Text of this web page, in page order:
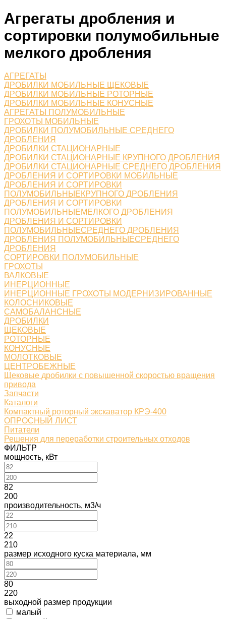
Агрегаты дробления и
сортировки полумобильные
мелкого дробления
АГРЕГАТЫ
ДРОБИЛКИ МОБИЛЬНЫЕ ЩЕКОВЫЕ
ДРОБИЛКИ МОБИЛЬНЫЕ РОТОРНЫЕ
ДРОБИЛКИ МОБИЛЬНЫЕ КОНУСНЫЕ
АГРЕГАТЫ ПОЛУМОБИЛЬНЫЕ
ГРОХОТЫ МОБИЛЬНЫЕ
ДРОБИЛКИ ПОЛУМОБИЛЬНЫЕ СРЕДНЕГО
ДРОБЛЕНИЯ
ДРОБИЛКИ СТАЦИОНАРНЫЕ
ДРОБИЛКИ СТАЦИОНАРНЫЕ КРУПНОГО ДРОБЛЕНИЯ
ДРОБИЛКИ СТАЦИОНАРНЫЕ СРЕДНЕГО ДРОБЛЕНИЯ
ДРОБЛЕНИЯ И СОРТИРОВКИ МОБИЛЬНЫЕ
ДРОБЛЕНИЯ И СОРТИРОВКИ
ПОЛУМОБИЛЬНЫЕКРУПНОГО ДРОБЛЕНИЯ
ДРОБЛЕНИЯ И СОРТИРОВКИ
ПОЛУМОБИЛЬНЫЕМЕЛКОГО ДРОБЛЕНИЯ
ДРОБЛЕНИЯ И СОРТИРОВКИ
ПОЛУМОБИЛЬНЫЕСРЕДНЕГО ДРОБЛЕНИЯ
ДРОБЛЕНИЯ ПОЛУМОБИЛЬНЫЕСРЕДНЕГО
ДРОБЛЕНИЯ
СОРТИРОВКИ ПОЛУМОБИЛЬНЫЕ
ГРОХОТЫ
ВАЛКОВЫЕ
ИНЕРЦИОННЫЕ
ИНЕРЦИОННЫЕ ГРОХОТЫ МОДЕРНИЗИРОВАННЫЕ
КОЛОСНИКОВЫЕ
САМОБАЛАНСНЫЕ
ДРОБИЛКИ
ЩЕКОВЫЕ
РОТОРНЫЕ
КОНУСНЫЕ
МОЛОТКОВЫЕ
ЦЕНТРОБЕЖНЫЕ
Щековые дробилки с повышенной скоростью вращения
привода
Запчасти
Каталоги
Компактный роторный экскаватор КРЭ-400
ОПРОСНЫЙ ЛИСТ
Питатели
Решения для переработки строительных отходов
ФИЛЬТР
мощность, кВт
82
200
производительность, м3/ч
22
210
размер исходного куска материала, мм
80
220
выходной размер продукции
малый